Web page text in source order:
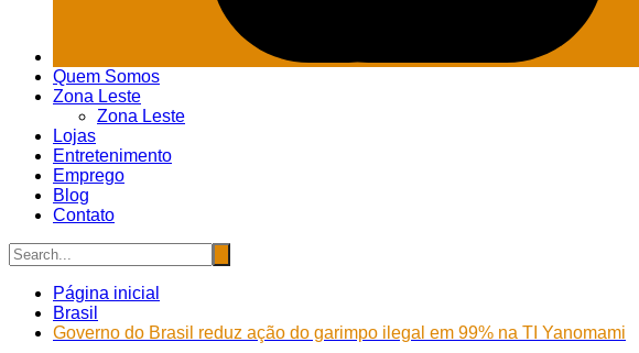
Quem Somos
Zona Leste
Zona Leste
Lojas
Entretenimento
Emprego
Blog
Contato
Página inicial
Brasil
Governo do Brasil reduz ação do garimpo ilegal em 99% na TI Yanomami